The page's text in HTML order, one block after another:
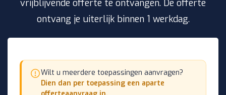
vrijblijvende offerte te ontvangen. De offerte
ontvang je uiterlijk binnen 1 werkdag.
Wilt u meerdere toepassingen aanvragen?
Dien dan per toepassing een aparte